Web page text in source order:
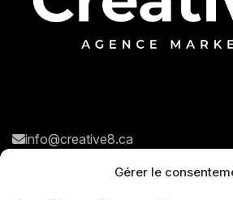
Gérer le
info@creative8.ca
Navigation rapide